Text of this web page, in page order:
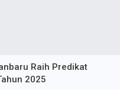
Raih Predikat
2025